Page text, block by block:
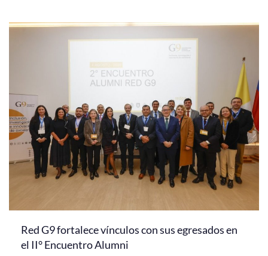
Red G9 fortalece vínculos con sus egresados en
el II° Encuentro Alumni